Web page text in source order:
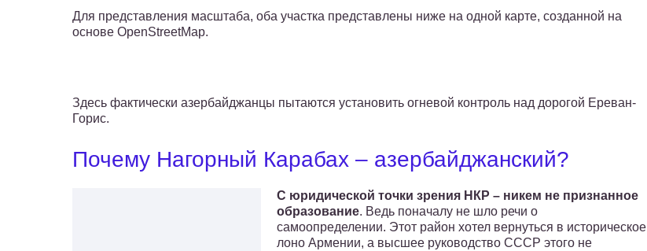
Для представления масштаба, оба участка представлены ниже на одной карте, созданной на
основе OpenStreetMap.
Здесь фактически азербайджанцы пытаются установить огневой контроль над дорогой Ереван-
Горис.
Почему Нагорный Карабах – азербайджанский?
С юридической точки зрения НКР – никем не признанное
образование. Ведь поначалу не шло речи о
самоопределении. Этот район хотел вернуться в историческое
лоно Армении, а высшее руководство СССР этого не